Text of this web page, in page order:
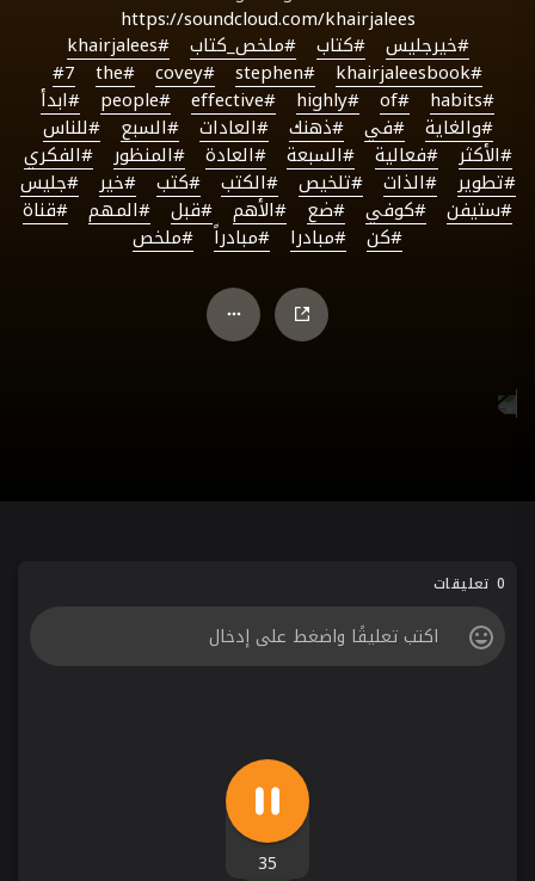
https://soundcloud.com/khairjalees
#خيرجليس #كتاب #ملخص_كتاب
#khairjalees
#khairjaleesbook
#stephen
#covey
#the
#7
#habits
#of
#highly
#effective
#people
#ابدأ
#والغاية
#في #ذهنك #العادات #السبع
#للناس
#الأكثر
#فعالية #السبعة #العادة #المنظور
#الفكري
#تطوير
#الذات #تلخيص #الكتب #كتب #خير
#جليس
#ستيفن
#كوفي #ضع #الأهم #قبل #المهم
#قناة
#كن
#مبادرا #مبادراً #ملخص
35
0 تعليقات